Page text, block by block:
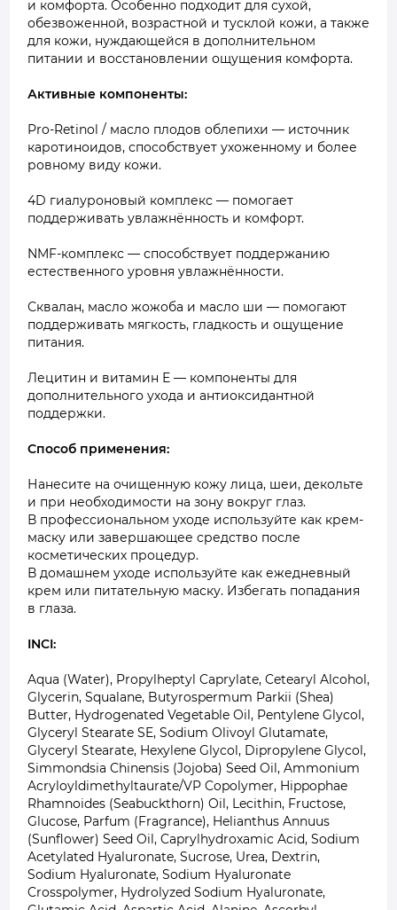
и комфорта. Особенно подходит для сухой,
обезвоженной, возрастной и тусклой кожи, а также
для кожи, нуждающейся в дополнительном
питании и восстановлении ощущения комфорта.
Активные компоненты:
Pro-Retinol / масло плодов облепихи — источник
каротиноидов, способствует ухоженному и более
ровному виду кожи.
4D гиалуроновый комплекс — помогает
поддерживать увлажнённость и комфорт.
NMF-комплекс — способствует поддержанию
естественного уровня увлажнённости.
Сквалан, масло жожоба и масло ши — помогают
поддерживать мягкость, гладкость и ощущение
питания.
Лецитин и витамин Е — компоненты для
дополнительного ухода и антиоксидантной
поддержки.
Способ применения:
Нанесите на очищенную кожу лица, шеи, декольте
и при необходимости на зону вокруг глаз.
В профессиональном уходе используйте как крем-
маску или завершающее средство после
косметических процедур.
В домашнем уходе используйте как ежедневный
крем или питательную маску. Избегать попадания
в глаза.
INCI:
Aqua (Water), Propylheptyl Caprylate, Cetearyl Alcohol,
Glycerin, Squalane, Butyrospermum Parkii (Shea)
Butter, Hydrogenated Vegetable Oil, Pentylene Glycol,
Glyceryl Stearate SE, Sodium Olivoyl Glutamate,
Glyceryl Stearate, Hexylene Glycol, Dipropylene Glycol,
Simmondsia Chinensis (Jojoba) Seed Oil, Ammonium
Acryloyldimethyltaurate/VP Copolymer, Hippophae
Rhamnoides (Seabuckthorn) Oil, Lecithin, Fructose,
Glucose, Parfum (Fragrance), Helianthus Annuus
(Sunflower) Seed Oil, Caprylhydroxamic Acid, Sodium
Acetylated Hyaluronate, Sucrose, Urea, Dextrin,
Sodium Hyaluronate, Sodium Hyaluronate
Crosspolymer, Hydrolyzed Sodium Hyaluronate,